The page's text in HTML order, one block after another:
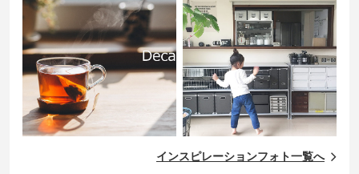
インスピレーションフォト一覧へ